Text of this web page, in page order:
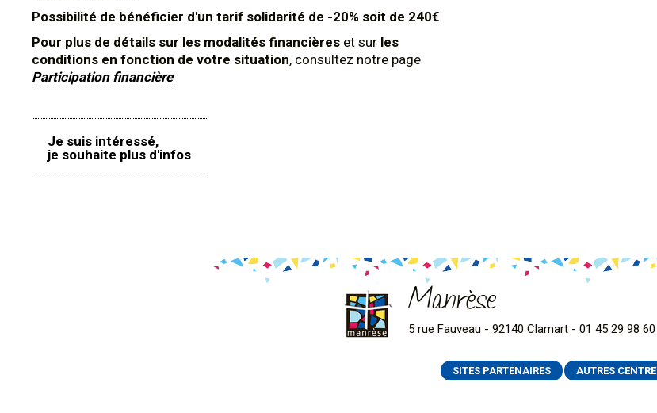
Possibilité de bénéficier d'un tarif solidarité de -20% soit de 240€
Pour plus de détails sur les modalités financières et sur les
conditions en fonction de votre situation, consultez notre page
Participation financière
Je suis intéressé,
je souhaite plus d'infos
Manrèse
5 rue Fauveau - 92140 Clamart - 01 45 29 98 60
SITES PARTENAIRES AUTRES